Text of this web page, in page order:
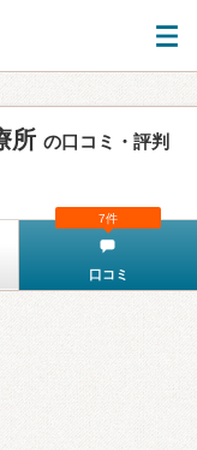
所 の口コミ・評判
口コミ
7件